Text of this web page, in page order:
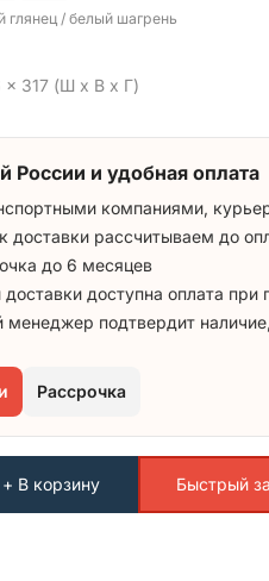
глянец / белый шагрень
x 317 (Ш x В x Г)
России и удобная оплата
компаниями,
доставки рассчитываем до
до 6 месяцев
доступна оплата при
менеджер подтвердит
Рассрочка
+ В корзину Быстрый